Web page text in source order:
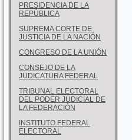
PRESIDENCIA DE LA
REPÚBLICA
SUPREMA CORTE DE
JUSTICIA DE LA NACIÓN
CONGRESO DE LA UNIÓN
CONSEJO DE LA
JUDICATURA FEDERAL
TRIBUNAL ELECTORAL
DEL PODER JUDICIAL DE
LA FEDERACIÓN
INSTITUTO FEDERAL
ELECTORAL